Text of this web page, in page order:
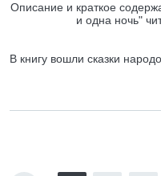
Описание и краткое
и одна ночь"
В книгу вошли сказки